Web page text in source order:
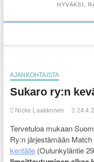
HYVÄKSI,
AJANKOHTAISTA
Sukaro ry:n
Nicke Laakkonen
Tervetuloa mukaan
Ry:n järjestämään
kentälle(Oulunkyläntie